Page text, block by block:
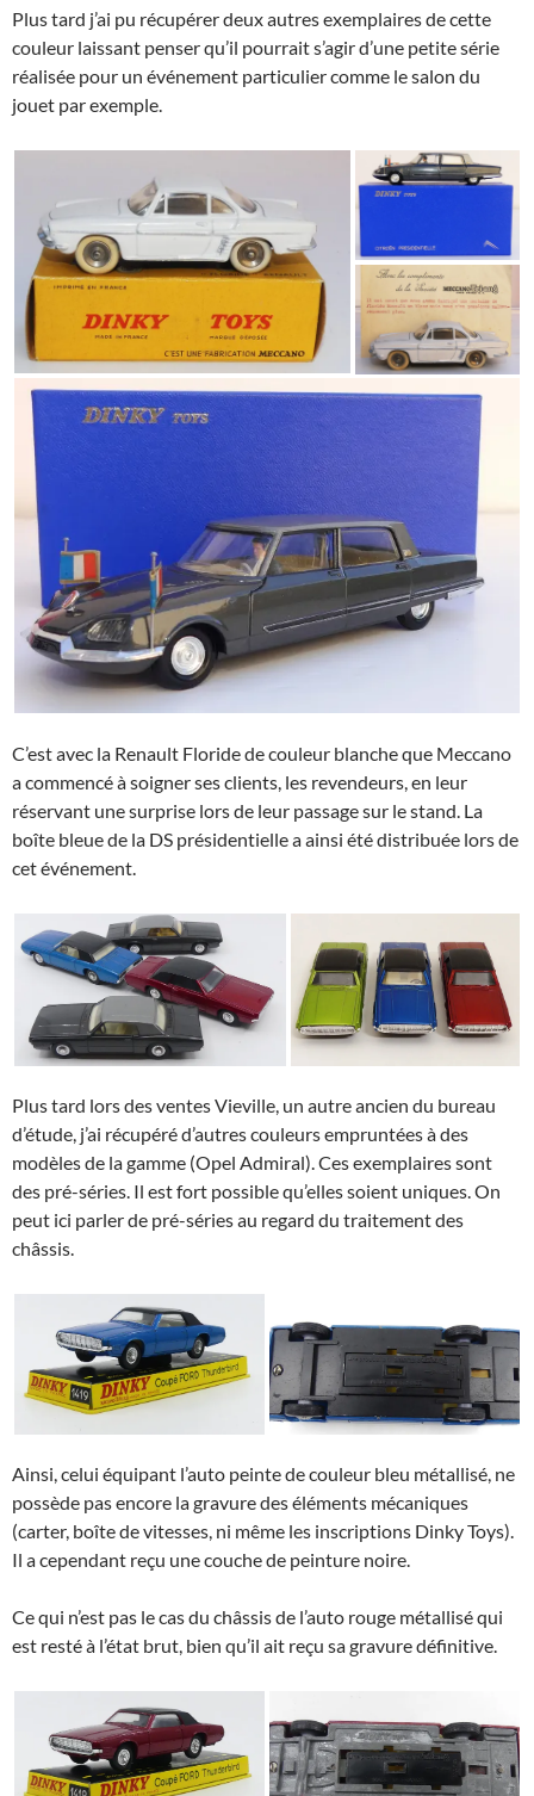
Plus tard j’ai pu récupérer deux autres exemplaires de cette
couleur laissant penser qu’il pourrait s’agir d’une petite série
réalisée pour un événement particulier comme le salon du
jouet par exemple.
C’est avec la Renault Floride de couleur blanche que Meccano
a commencé à soigner ses clients, les revendeurs, en leur
réservant une surprise lors de leur passage sur le stand. La
boîte bleue de la DS présidentielle a ainsi été distribuée lors de
cet événement.
Plus tard lors des ventes Vieville, un autre ancien du bureau
d’étude, j’ai récupéré d’autres couleurs empruntées à des
modèles de la gamme (Opel Admiral). Ces exemplaires sont
des pré-séries. Il est fort possible qu’elles soient uniques. On
peut ici parler de pré-séries au regard du traitement des
châssis.
Ainsi, celui équipant l’auto peinte de couleur bleu métallisé, ne
possède pas encore la gravure des éléments mécaniques
(carter, boîte de vitesses, ni même les inscriptions Dinky Toys).
Il a cependant reçu une couche de peinture noire.
Ce qui n’est pas le cas du châssis de l’auto rouge métallisé qui
est resté à l’état brut, bien qu’il ait reçu sa gravure définitive.